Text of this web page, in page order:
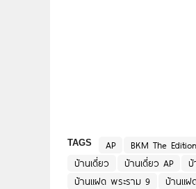
TAGS AP BKM The Edition
บ้านเดี่ยว
บ้านเดี่ยว AP
บ้านแฝด พระราม 9
บ้านแ